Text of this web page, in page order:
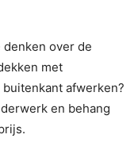
over de
met
afwerken?
en behang